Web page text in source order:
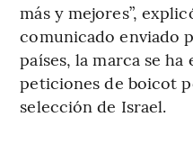
más y mejores”,
comunicado enviado
países, la marca se
peticiones de boicot
selección de Israel.